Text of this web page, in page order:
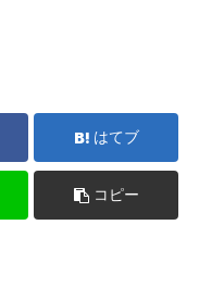
はてブ
コピー